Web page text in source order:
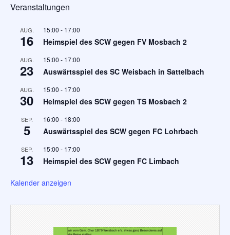
Veranstaltungen
AUG.
16
15:00 - 17:00
Heimspiel des SCW gegen FV Mosbach 2
AUG.
23
15:00 - 17:00
Auswärtsspiel des SC Weisbach in Sattelbach
AUG.
30
15:00 - 17:00
Heimspiel des SCW gegen TS Mosbach 2
SEP.
5
16:00 - 18:00
Auswärtsspiel des SCW gegen FC Lohrbach
SEP.
13
15:00 - 17:00
Heimspiel des SCW gegen FC Limbach
Kalender anzeigen